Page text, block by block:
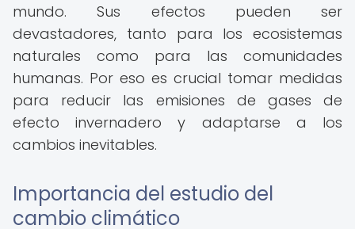
mundo. Sus efectos pueden ser
devastadores, tanto para los ecosistemas
naturales como para las comunidades
humanas. Por eso es crucial tomar medidas
para reducir las emisiones de gases de
efecto invernadero y adaptarse a los
cambios inevitables.
Importancia del estudio del
cambio climático